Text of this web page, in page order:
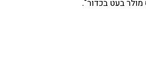
בעט בכדור".